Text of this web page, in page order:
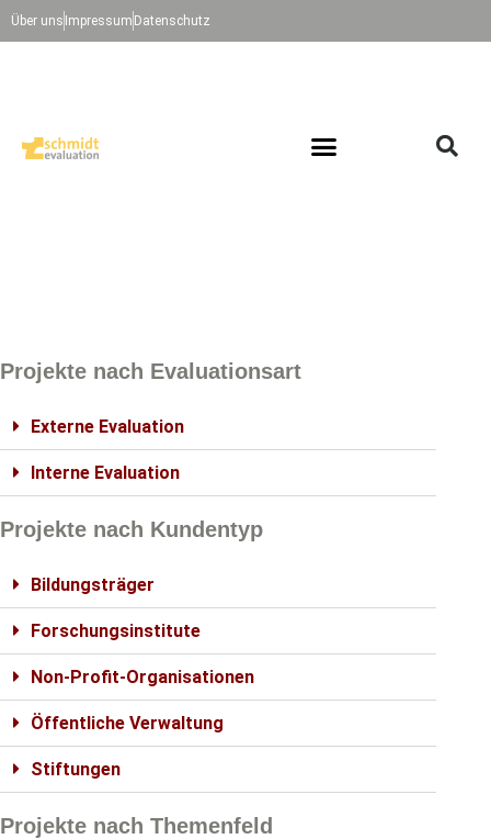
Über uns Impressum Datenschutz
Projekte nach Evaluationsart
Externe Evaluation
Interne Evaluation
Projekte nach Kundentyp
Bildungsträger
Forschungsinstitute
Non-Profit-Organisationen
Öffentliche Verwaltung
Stiftungen
Projekte nach Themenfeld